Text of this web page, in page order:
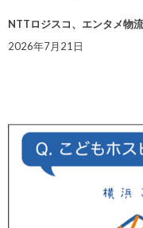
NTTロジスコ、エンタメ物
2026年7月21日